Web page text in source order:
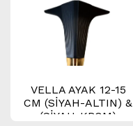
VELLA AYAK 12-15
CM (SİYAH-ALTIN) &
(SİYAH-KROM)